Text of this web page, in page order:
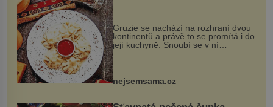
Gruzie se nachází na rozhraní dvou
kontinentů a právě to se promítá i do
její kuchyně. Snoubí se v ní
evropské a asijské chutě a díky tomu
pokrmy, které rozhodně st...
nejsemsama.cz